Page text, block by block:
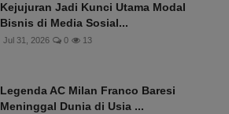
Kejujuran Jadi Kunci Utama Modal
Bisnis di Media Sosial...
Jul 31, 2026 0 13
Legenda AC Milan Franco Baresi
Meninggal Dunia di Usia ...